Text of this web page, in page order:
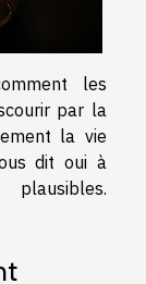
les
par la
la vie
dit oui à